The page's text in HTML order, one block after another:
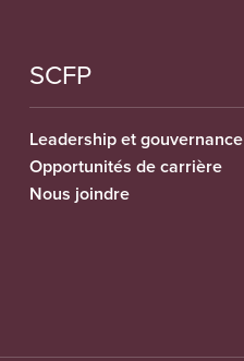
SCFP
Leadership et gouvernance
Opportunités de carrière
Nous joindre